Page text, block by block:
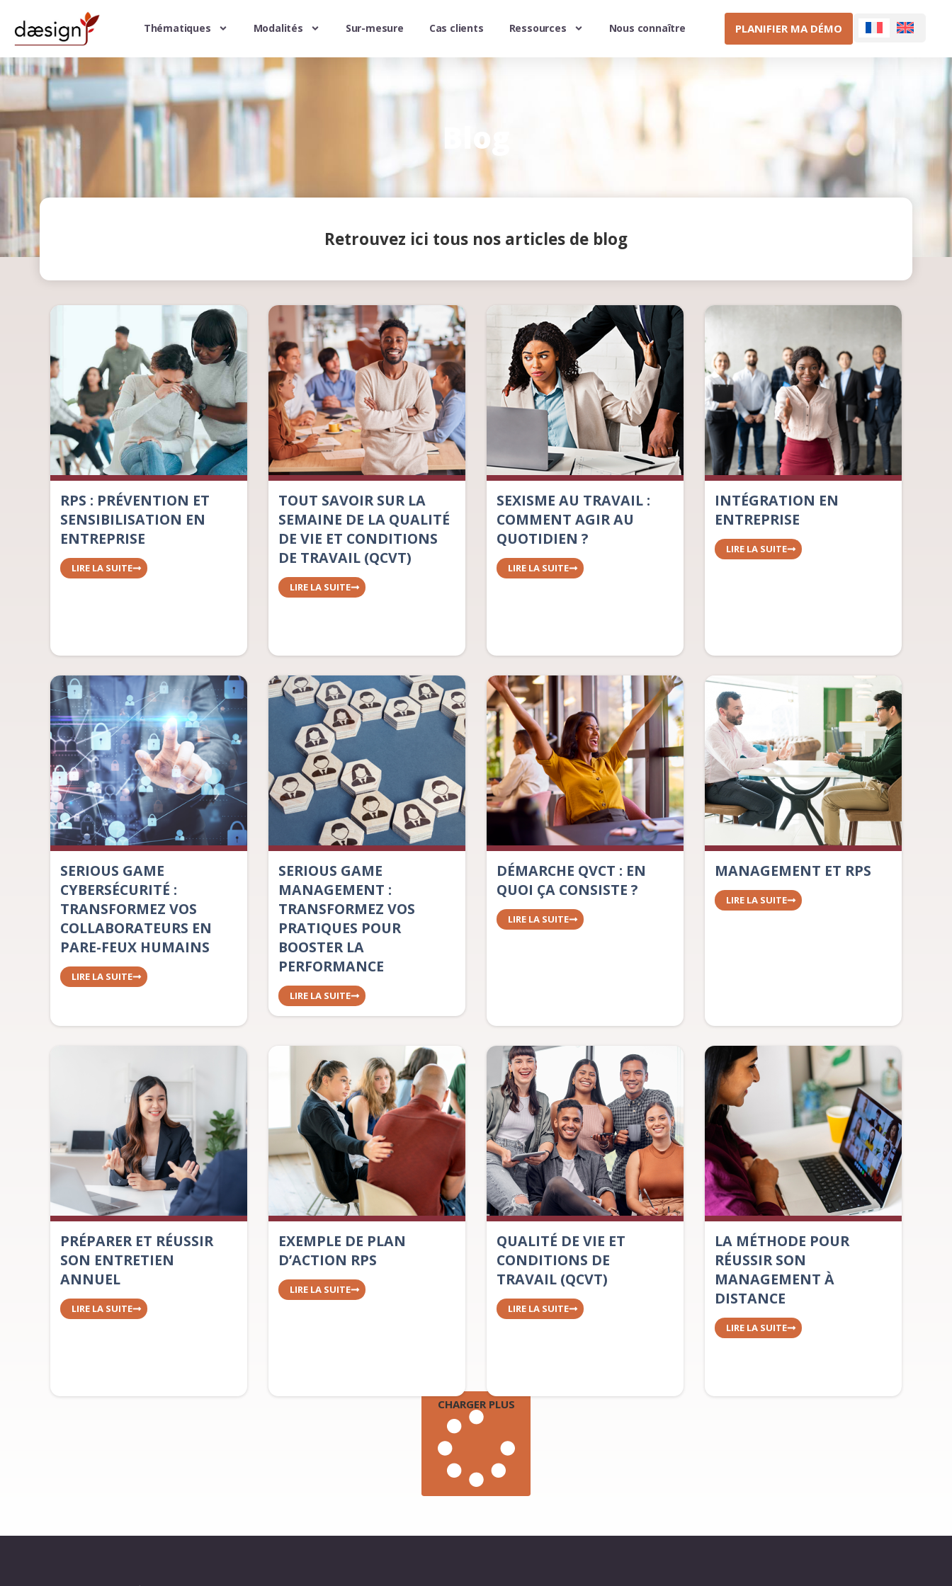
Thématiques Modalités Sur-mesure Cas clients Ressources Nous connaître PLANIFIER MA DÉMO
Blog
Retrouvez ici tous nos articles de blog
RPS : PRÉVENTION ET
SENSIBILISATION EN
ENTREPRISE
LIRE LA SUITE
TOUT SAVOIR SUR LA
SEMAINE DE LA QUALITÉ
DE VIE ET CONDITIONS
DE TRAVAIL (QCVT)
LIRE LA SUITE
SEXISME AU TRAVAIL :
COMMENT AGIR AU
QUOTIDIEN ?
LIRE LA SUITE
INTÉGRATION EN
ENTREPRISE
LIRE LA SUITE
SERIOUS GAME
CYBERSÉCURITÉ :
TRANSFORMEZ VOS
COLLABORATEURS EN
PARE-FEUX HUMAINS
LIRE LA SUITE
SERIOUS GAME
MANAGEMENT :
TRANSFORMEZ VOS
PRATIQUES POUR
BOOSTER LA
PERFORMANCE
LIRE LA SUITE
DÉMARCHE QVCT : EN
QUOI ÇA CONSISTE ?
LIRE LA SUITE
MANAGEMENT ET RPS
LIRE LA SUITE
PRÉPARER ET RÉUSSIR
SON ENTRETIEN
ANNUEL
LIRE LA SUITE
EXEMPLE DE PLAN
D’ACTION RPS
LIRE LA SUITE
QUALITÉ DE VIE ET
CONDITIONS DE
TRAVAIL (QCVT)
LIRE LA SUITE
LA MÉTHODE POUR
RÉUSSIR SON
MANAGEMENT À
DISTANCE
LIRE LA SUITE
CHARGER PLUS